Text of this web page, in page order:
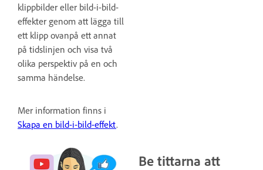
klippbilder eller bild-i-bild-
effekter genom att lägga till
ett klipp ovanpå ett annat
på tidslinjen och visa två
olika perspektiv på en och
samma händelse.
Mer information finns i
Skapa en bild-i-bild-effekt.
Be tittarna att